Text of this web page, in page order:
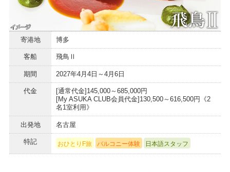
寄港地 博多
客船 飛鳥Ⅱ
期間 2027年4月4日～4月6日
代金
[通常代金]145,000～685,000円
[My ASUKA CLUB会員代金]130,500～616,500円《2
名1室利用》
出発地 名古屋
特記 おひとりF旅 バルコニー体験 日本語スタッフ